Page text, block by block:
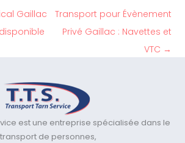
Gaillac
Transport pour Évènement
Privé Gaillac : Navettes et
VTC →
est une entreprise spécialisée dans le
transport de personnes,